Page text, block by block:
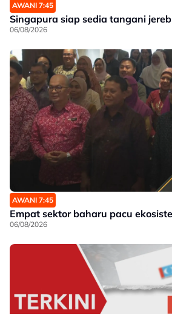
AWANI 7:45
Singapura siap sedia tangani
06/08/2026
AWANI 7:45
Empat sektor baharu pacu
06/08/2026